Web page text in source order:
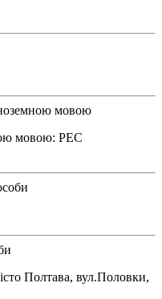
мовою
мовою: PEC
Полтава, вул.Половки,